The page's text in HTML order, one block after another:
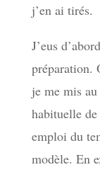
j’en ai tirés.
J’eus
préparation.
je me mis
habituelle
emploi du
modèle. En